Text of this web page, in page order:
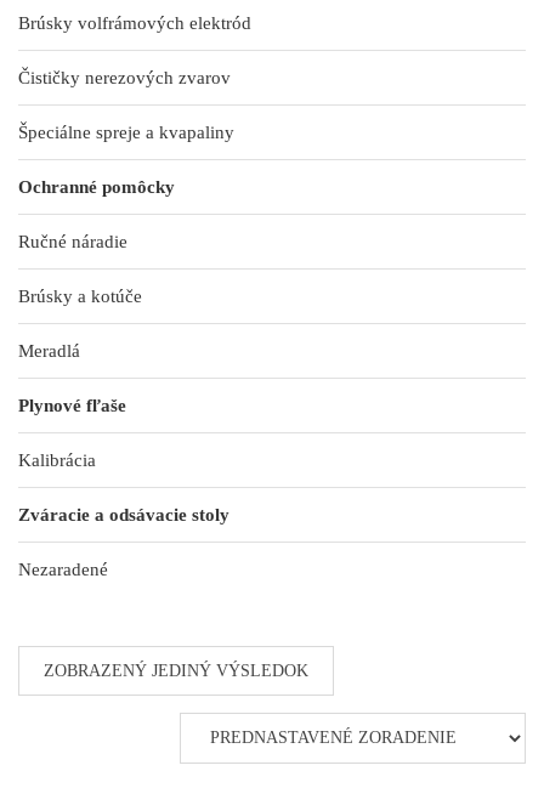
Brúsky volfrámových elektród
Čističky nerezových zvarov
Špeciálne spreje a kvapaliny
Ochranné pomôcky
Ručné náradie
Brúsky a kotúče
Meradlá
Plynové fľaše
Kalibrácia
Zváracie a odsávacie stoly
Nezaradené
ZOBRAZENÝ JEDINÝ VÝSLEDOK